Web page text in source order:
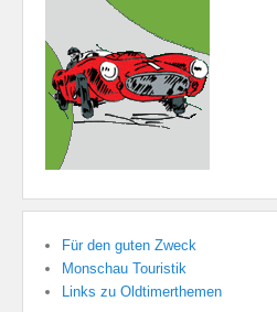
Für den guten Zweck
Monschau Touristik
Links zu Oldtimerthemen